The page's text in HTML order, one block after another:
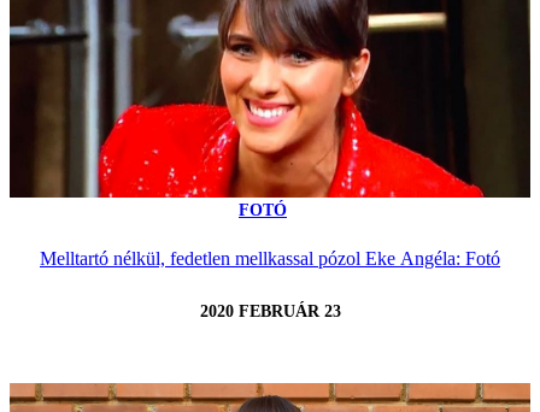
FOTÓ
Melltartó nélkül, fedetlen mellkassal pózol Eke Angéla: Fotó
2020 FEBRUÁR 23